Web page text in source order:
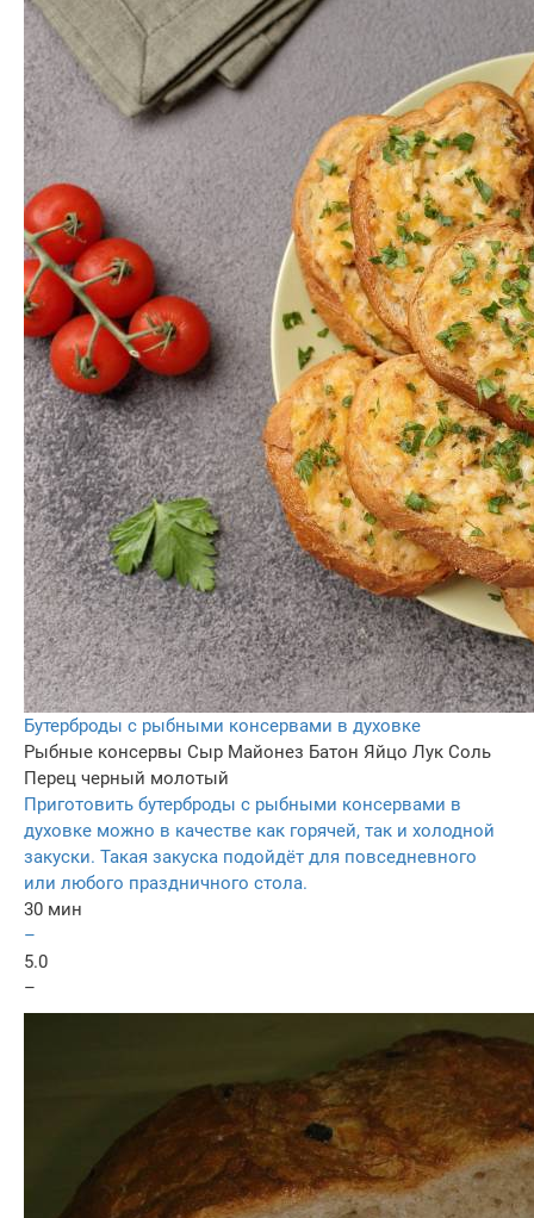
Бутерброды с рыбными консервами в духовке
Рыбные консервы Сыр Майонез Батон Яйцо Лук Соль
Перец черный молотый
Приготовить бутерброды с рыбными консервами в
духовке можно в качестве как горячей, так и холодной
закуски. Такая закуска подойдёт для повседневного
или любого праздничного стола.
30 мин
–
5.0
–